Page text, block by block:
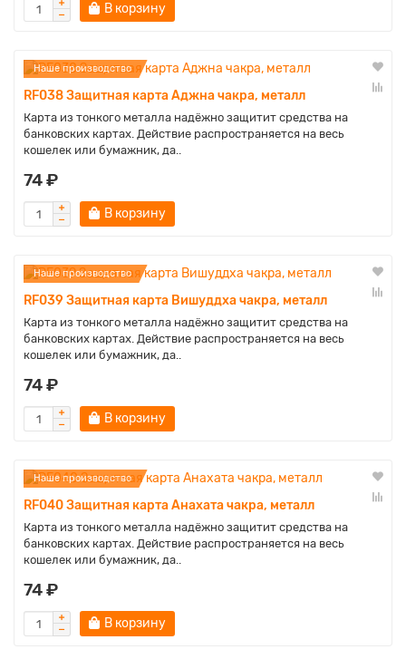
В корзину
Наше производство
RF038 Защитная карта Аджна чакра, металл
Карта из тонкого металла надёжно защитит средства на
банковских картах. Действие распространяется на весь
кошелек или бумажник, да..
74 ₽
В корзину
Наше производство
RF039 Защитная карта Вишуддха чакра, металл
Карта из тонкого металла надёжно защитит средства на
банковских картах. Действие распространяется на весь
кошелек или бумажник, да..
74 ₽
В корзину
Наше производство
RF040 Защитная карта Анахата чакра, металл
Карта из тонкого металла надёжно защитит средства на
банковских картах. Действие распространяется на весь
кошелек или бумажник, да..
74 ₽
В корзину